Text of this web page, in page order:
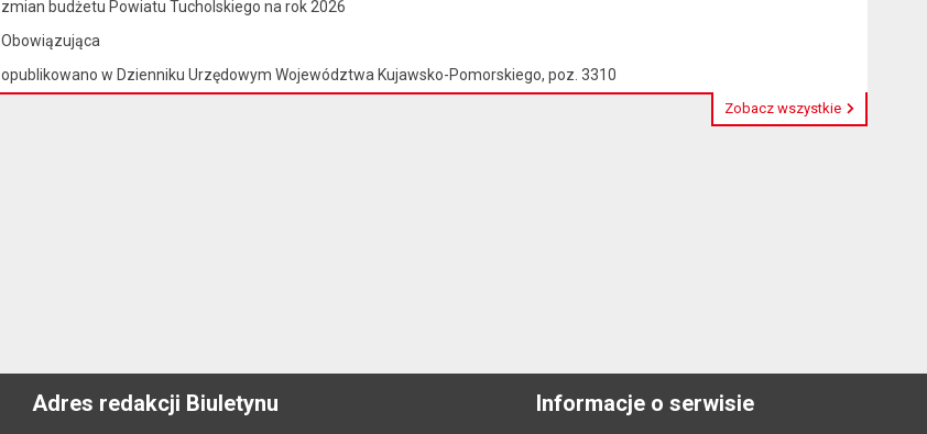
zmian budżetu Powiatu Tucholskiego na rok 2026
Obowiązująca
opublikowano w Dzienniku Urzędowym Województwa Kujawsko-Pomorskiego, poz. 3310
Zobacz wszystkie
Adres redakcji Biuletynu Informacje o serwisie